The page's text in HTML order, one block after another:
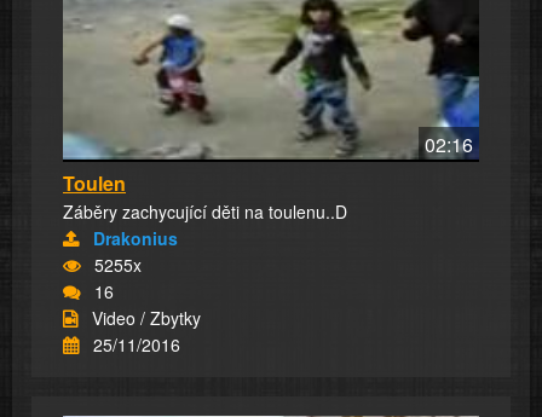
02:16
Toulen
Záběry zachycující děti na toulenu..D
Drakonius
5255x
16
Video / Zbytky
25/11/2016